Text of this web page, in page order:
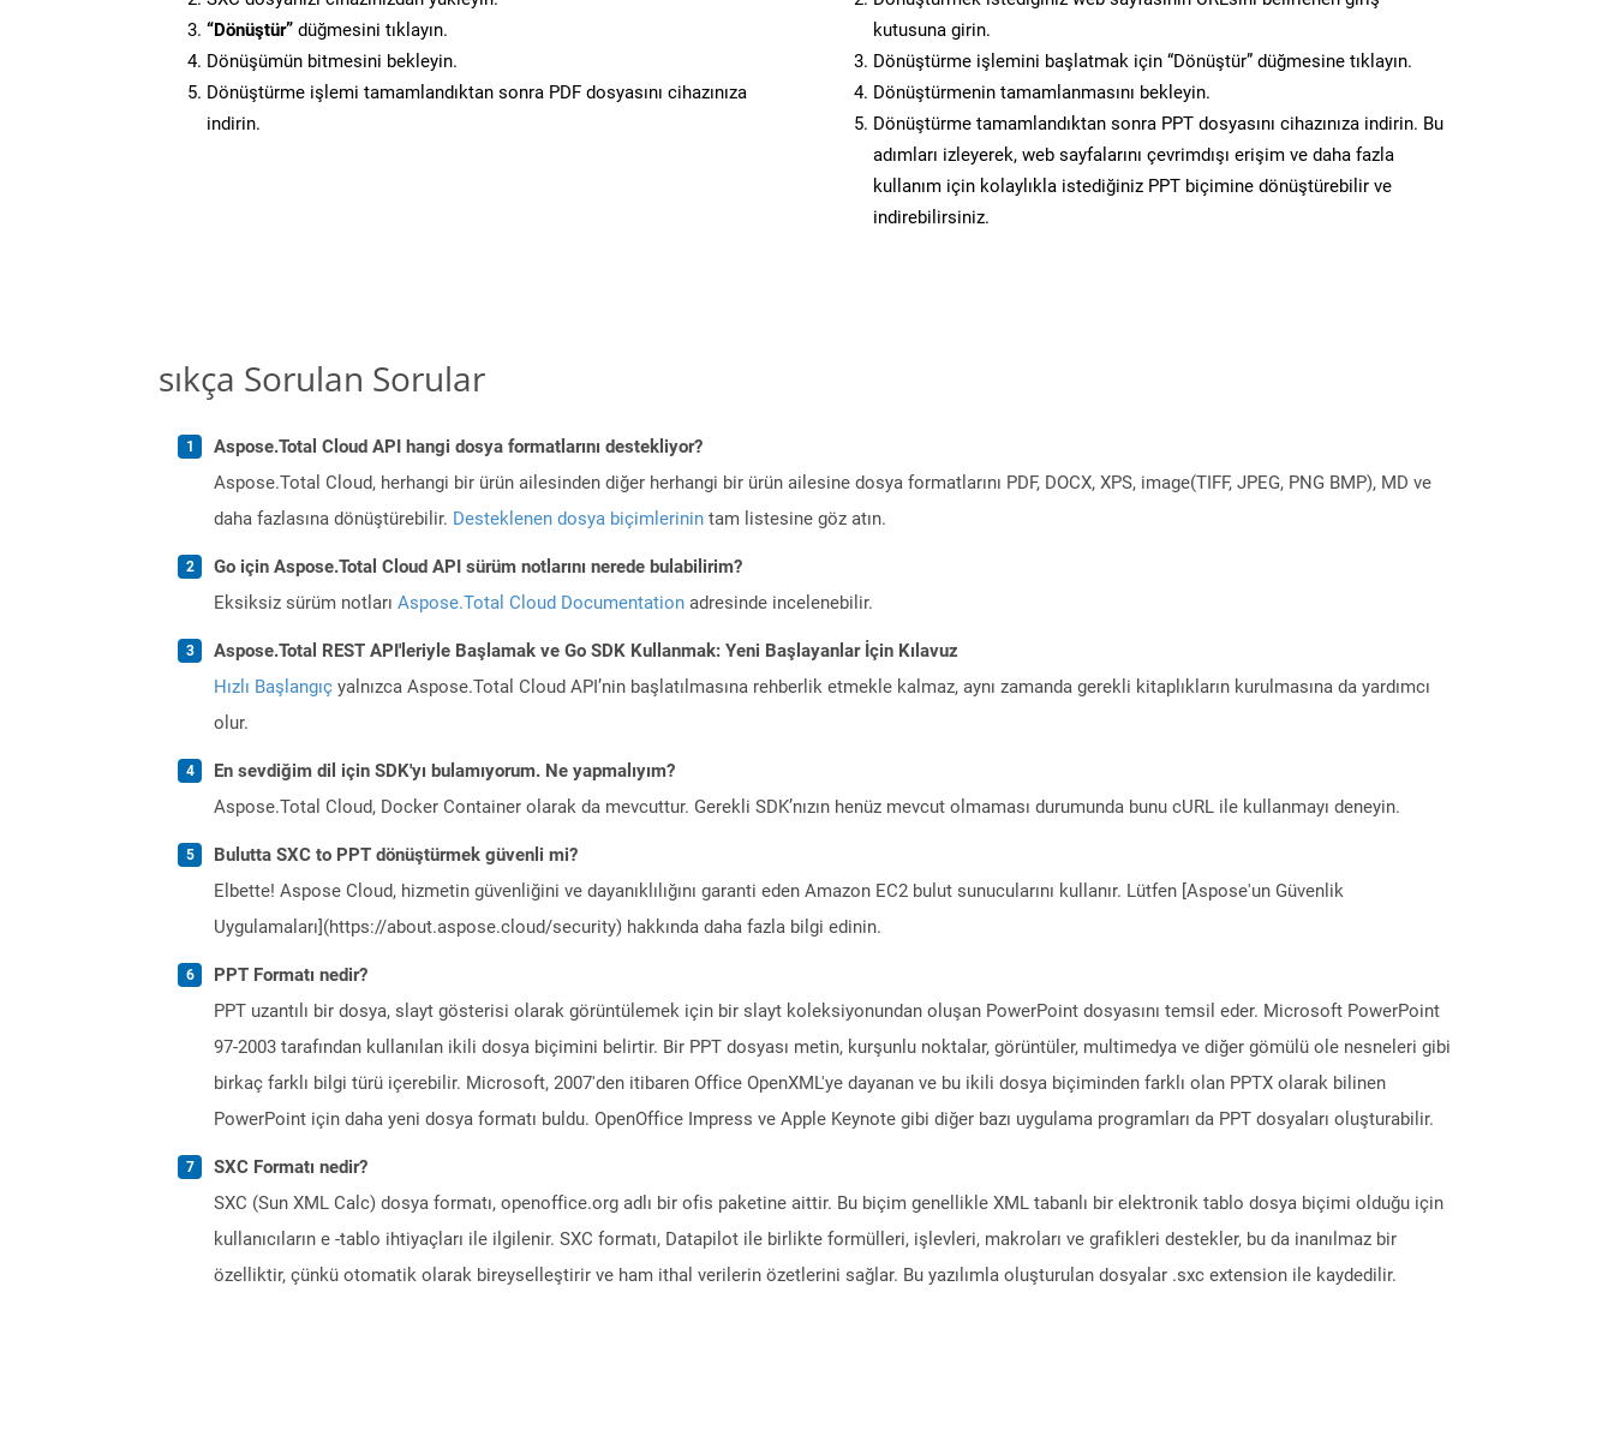
“Dönüştür” düğmesini tıklayın.
Dönüşümün bitmesini bekleyin.
Dönüştürme işlemi tamamlandıktan sonra PDF dosyasını cihazınıza
indirin.
kutusuna girin.
Dönüştürme işlemini başlatmak için “Dönüştür” düğmesine tıklayın.
Dönüştürmenin tamamlanmasını bekleyin.
Dönüştürme tamamlandıktan sonra PPT dosyasını cihazınıza indirin. Bu
adımları izleyerek, web sayfalarını çevrimdışı erişim ve daha fazla
kullanım için kolaylıkla istediğiniz PPT biçimine dönüştürebilir ve
indirebilirsiniz.
sıkça Sorulan Sorular
Aspose.Total Cloud API hangi dosya formatlarını destekliyor?
Aspose.Total Cloud, herhangi bir ürün ailesinden diğer herhangi bir ürün ailesine dosya formatlarını PDF, DOCX, XPS, image(TIFF, JPEG, PNG BMP), MD ve
daha fazlasına dönüştürebilir. Desteklenen dosya biçimlerinin tam listesine göz atın.
Go için Aspose.Total Cloud API sürüm notlarını nerede bulabilirim?
Eksiksiz sürüm notları Aspose.Total Cloud Documentation adresinde incelenebilir.
Aspose.Total REST API'leriyle Başlamak ve Go SDK Kullanmak: Yeni Başlayanlar İçin Kılavuz
Hızlı Başlangıç yalnızca Aspose.Total Cloud API’nin başlatılmasına rehberlik etmekle kalmaz, aynı zamanda gerekli kitaplıkların kurulmasına da yardımcı
olur.
En sevdiğim dil için SDK'yı bulamıyorum. Ne yapmalıyım?
Aspose.Total Cloud, Docker Container olarak da mevcuttur. Gerekli SDK’nızın henüz mevcut olmaması durumunda bunu cURL ile kullanmayı deneyin.
Bulutta SXC to PPT dönüştürmek güvenli mi?
Elbette! Aspose Cloud, hizmetin güvenliğini ve dayanıklılığını garanti eden Amazon EC2 bulut sunucularını kullanır. Lütfen [Aspose'un Güvenlik
Uygulamaları](https://about.aspose.cloud/security) hakkında daha fazla bilgi edinin.
PPT Formatı nedir?
PPT uzantılı bir dosya, slayt gösterisi olarak görüntülemek için bir slayt koleksiyonundan oluşan PowerPoint dosyasını temsil eder. Microsoft PowerPoint
97-2003 tarafından kullanılan ikili dosya biçimini belirtir. Bir PPT dosyası metin, kurşunlu noktalar, görüntüler, multimedya ve diğer gömülü ole nesneleri gibi
birkaç farklı bilgi türü içerebilir. Microsoft, 2007'den itibaren Office OpenXML'ye dayanan ve bu ikili dosya biçiminden farklı olan PPTX olarak bilinen
PowerPoint için daha yeni dosya formatı buldu. OpenOffice Impress ve Apple Keynote gibi diğer bazı uygulama programları da PPT dosyaları oluşturabilir.
SXC Formatı nedir?
SXC (Sun XML Calc) dosya formatı, openoffice.org adlı bir ofis paketine aittir. Bu biçim genellikle XML tabanlı bir elektronik tablo dosya biçimi olduğu için
kullanıcıların e -tablo ihtiyaçları ile ilgilenir. SXC formatı, Datapilot ile birlikte formülleri, işlevleri, makroları ve grafikleri destekler, bu da inanılmaz bir
özelliktir, çünkü otomatik olarak bireyselleştirir ve ham ithal verilerin özetlerini sağlar. Bu yazılımla oluşturulan dosyalar .sxc extension ile kaydedilir.